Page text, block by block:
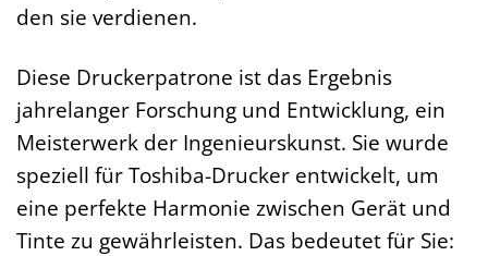
den sie verdienen.
Diese Druckerpatrone ist das Ergebnis
jahrelanger Forschung und Entwicklung, ein
Meisterwerk der Ingenieurskunst. Sie wurde
speziell für Toshiba-Drucker entwickelt, um
eine perfekte Harmonie zwischen Gerät und
Tinte zu gewährleisten. Das bedeutet für Sie: